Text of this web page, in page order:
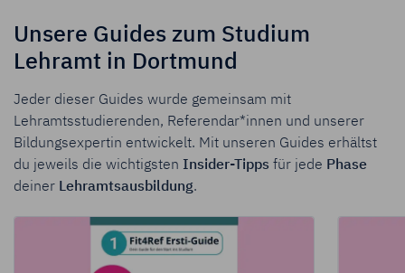
Unsere Guides zum Studium
Lehramt in Dortmund
Jeder dieser Guides wurde gemeinsam mit
Lehramtsstudierenden, Referendar*innen und unserer
Bildungsexpertin entwickelt. Mit unseren Guides erhältst
du jeweils die wichtigsten Insider-Tipps für jede Phase
deiner Lehramtsausbildung.